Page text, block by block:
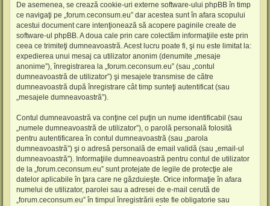
De asemenea, se crează cookie-uri externe software-ului phpBB în timp
ce navigaţi pe „forum.ceconsum.eu” dar acestea sunt în afara scopului
acestui document care intenţionează să acopere paginile create de
software-ul phpBB. A doua cale prin care colectăm informaţiile este prin
ceea ce trimiteţi dumneavoastră. Acest lucru poate fi, şi nu este limitat la:
expedierea unui mesaj ca utilizator anonim (denumite „mesaje
anonime”), înregistrarea la „forum.ceconsum.eu” (sau „contul
dumneavoastră de utilizator”) şi mesajele transmise de către
dumneavoastră după înregistrare cât timp sunteţi autentificat (sau
„mesajele dumneavoastră”).
Contul dumneavoastră va conţine cel puţin un nume identificabil (sau
„numele dumneavoastră de utilizator”), o parolă personală folosită
pentru autentificarea în contul dumneavoastră (sau „parola
dumneavoastră”) şi o adresă personală de email validă (sau „email-ul
dumneavoastră”). Informaţiile dumneavoastră pentru contul de utilizator
de la „forum.ceconsum.eu” sunt protejate de legile de protecţie ale
datelor aplicabile în ţara care ne găzduieşte. Orice informaţie în afara
numelui de utilizator, parolei sau a adresei de e-mail cerută de
„forum.ceconsum.eu” în timpul înregistrării este fie obligatorie sau